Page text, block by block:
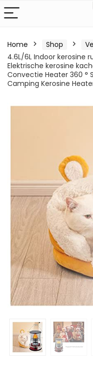
Home Shop
4.6L/6L Indoor kerosine
Elektrische kerosine
Convectie Heater 360 °
Camping Kerosine